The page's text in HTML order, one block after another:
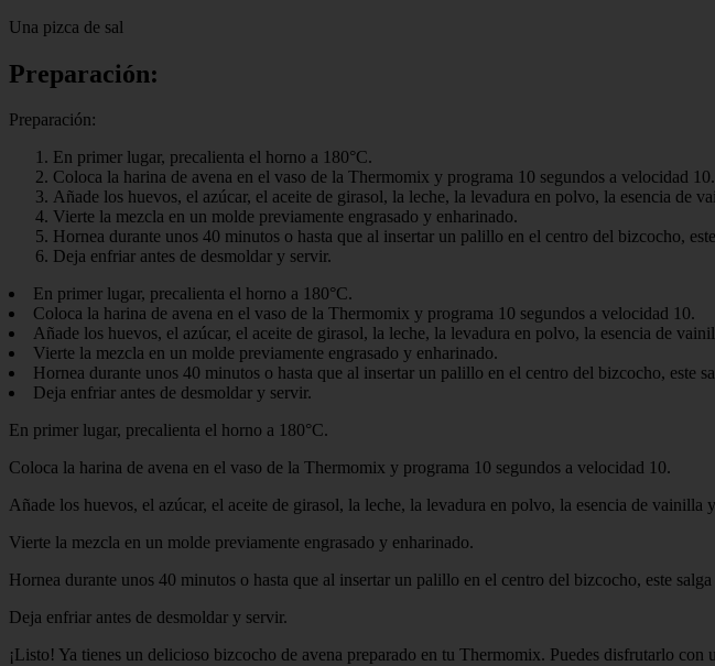
Una pizca de sal
Preparación:
Preparación:
En primer lugar, precalienta el horno a 180°C.
Coloca la harina de avena en el vaso de la Thermomix y programa 10 segundos a velocidad 10.
Añade los huevos, el azúcar, el aceite de girasol, la leche, la levadura en polvo, la esencia
Vierte la mezcla en un molde previamente engrasado y enharinado.
Hornea durante unos 40 minutos o hasta que al insertar un palillo en el centro del bizcocho,
Deja enfriar antes de desmoldar y servir.
En primer lugar, precalienta el horno a 180°C.
Coloca la harina de avena en el vaso de la Thermomix y programa 10 segundos a velocidad 10.
Añade los huevos, el azúcar, el aceite de girasol, la leche, la levadura en polvo, la esencia de
Vierte la mezcla en un molde previamente engrasado y enharinado.
Hornea durante unos 40 minutos o hasta que al insertar un palillo en el centro del bizcocho, este
Deja enfriar antes de desmoldar y servir.
En primer lugar, precalienta el horno a 180°C.
Coloca la harina de avena en el vaso de la Thermomix y programa 10 segundos a velocidad 10.
Añade los huevos, el azúcar, el aceite de girasol, la leche, la levadura en polvo, la esencia de
Vierte la mezcla en un molde previamente engrasado y enharinado.
Hornea durante unos 40 minutos o hasta que al insertar un palillo en el centro del bizcocho, este
Deja enfriar antes de desmoldar y servir.
¡Listo! Ya tienes un delicioso bizcocho de avena preparado en tu Thermomix. Puedes disfrutarlo